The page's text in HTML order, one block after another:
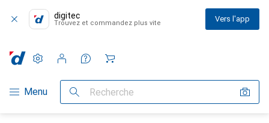
digitec
Trouvez et commandez plus vite Vers l'app
Navigation par catégorie
Menu Recherche
Paramètres
Compte client
Listes de comparaison
Listes d'envies
Panier